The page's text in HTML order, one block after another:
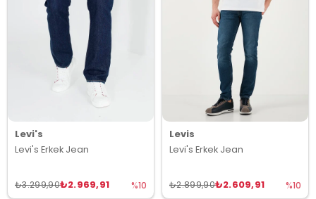
Levi's
Levi's Erkek Jean
₺2.969,91
₺3.299,90 %10
Levis
Levi's Erkek Jean
₺2.609,91
₺2.899,90 %10